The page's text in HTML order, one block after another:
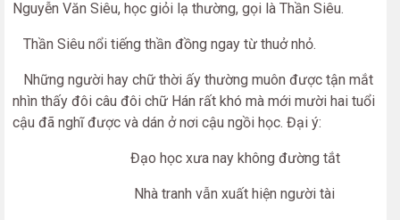
Nguyễn Văn Siêu, học giỏi lạ thường, gọi là Thần Siêu.
Thần Siêu nổi tiếng thần đồng ngay từ thuở nhỏ.
Những người hay chữ thời ấy thường muôn được tận mắt
nhìn thấy đôi câu đôi chữ Hán rất khó mà mới mười hai tuổi
cậu đã nghĩ được và dán ở nơi cậu ngồi học. Đại ý:
Đạo học xưa nay không đường tắt
Nhà tranh vẫn xuất hiện người tài